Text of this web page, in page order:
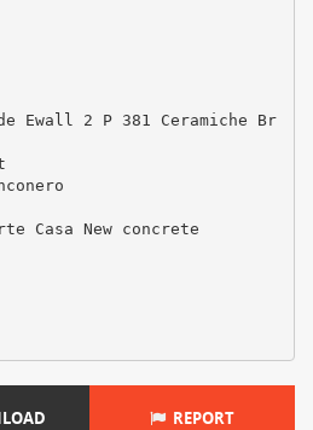
Ewall 2 P 381 Ceramiche Br
Casa New concrete
REPORT